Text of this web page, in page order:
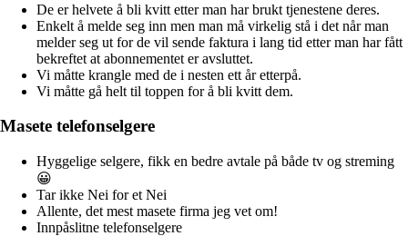
De er helvete å bli kvitt etter man har brukt tjenestene deres.
Enkelt å melde seg inn men man må virkelig stå i det når man
melder seg ut for de vil sende faktura i lang tid etter man har fått
bekreftet at abonnementet er avsluttet.
Vi måtte krangle med de i nesten ett år etterpå.
Vi måtte gå helt til toppen for å bli kvitt dem.
Masete telefonselgere
Hyggelige selgere, fikk en bedre avtale på både tv og streming
😀
Tar ikke Nei for et Nei
Allente, det mest masete firma jeg vet om!
Innpåslitne telefonselgere